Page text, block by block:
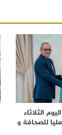
الثلاثاء
للصحافة و